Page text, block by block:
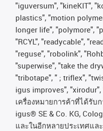
"iguversum", "kineKIT",
plastics", "motion
longer life", "polymore",
"RCYL", "readycable",
"reguse", "robolink",
"superwise", "take the
"tribotape", " ; triflex",
igus improves",
เครื่องหมายการค้าที่ได้รับ
igus® SE & Co. KG,
และในอีกหลายประเทศแล